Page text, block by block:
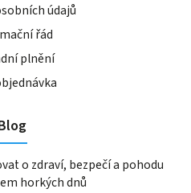
údajů
řád
plnění
o zdraví, bezpečí a pohodu
horkých dnů